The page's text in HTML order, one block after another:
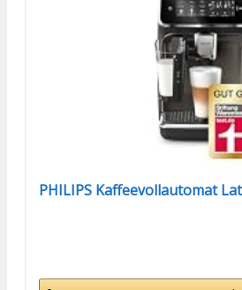
PHILIPS Kaffeevollautomat